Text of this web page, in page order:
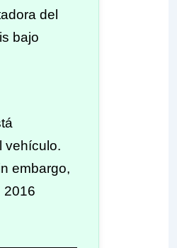
del
bajo
vehículo.
embargo,
2016